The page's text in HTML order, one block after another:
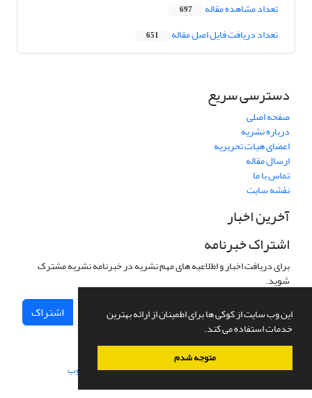
این وب سایت از کوکی ها برای اطمینان از ارائه بهترین
خدمات استفاده می کند.
متوجه شدم
تعداد مشاهده مقاله 697
تعداد دریافت فایل اصل مقاله 651
دسترسی سریع
صفحه اصلی
درباره نشریه
اعضای هیات تحریریه
ارسال مقاله
تماس با ما
نقشه سایت
آخرین اخبار
اشتراک خبرنامه
برای دریافت اخبار و اطلاعیه های مهم نشریه در خبرنامه نشریه مشترک
شوید.
اشتراک
سامانه مدیریت نشریات علمی.طراحی و پیاده سازی از سیناوب